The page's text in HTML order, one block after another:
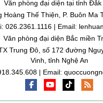
Văn phòng đại diện tại tỉnh Đắk
Hoàng Thế Thiện, P. Buôn Ma
026.2361.1116 | Email:
Văn phòng đại diện Bắc miền
Trung Đô, số 172 đường
Vinh, tỉnh Nghệ An
| Email: